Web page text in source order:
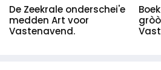
De Zeekrale onderschei'e
medden Art voor
Vastenavend.